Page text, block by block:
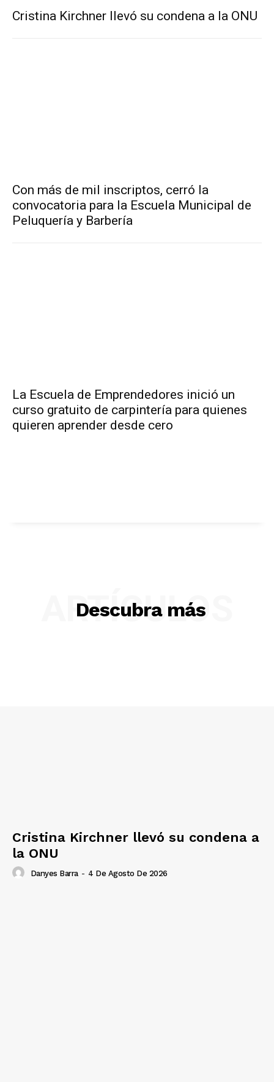
Cristina Kirchner llevó su condena a la ONU
Con más de mil inscriptos, cerró la
convocatoria para la Escuela Municipal de
Peluquería y Barbería
La Escuela de Emprendedores inició un
curso gratuito de carpintería para quienes
quieren aprender desde cero
Descubra más
ARTÍCULOS
Cristina Kirchner llevó su condena a
la ONU
Danyes Barra - 4 De Agosto De 2026